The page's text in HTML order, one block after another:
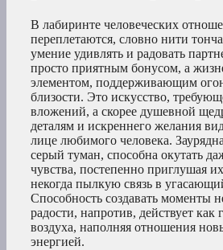
В лабиринте человеческих
переплетаются, словно нити
умение удивлять и радовать
просто приятным бонусом, а
элементом, поддерживающим
близости. Это искусство,
вложений, а скорее душевной
деталям и искреннего желания
лице любимого человека.
серый туман, способна окутать
чувства, постепенно приглушая
некогда пылкую связь в
Способность создавать моменты
радости, напротив, действует как
воздуха, наполняя отношения
энергией.